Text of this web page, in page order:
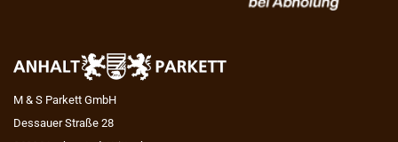
M & S Parkett GmbH
Dessauer Straße 28